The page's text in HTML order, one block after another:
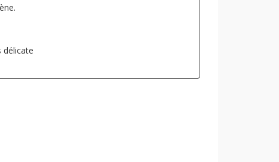
délicate